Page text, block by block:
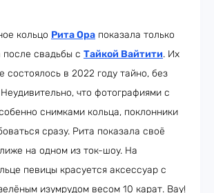
кольцо Рита Ора показала только
после свадьбы с Тайкой Вайтити. Их
состоялось в 2022 году тайно, без
что фотографиями с
снимками кольца, поклонники
сразу. Рита показала своё
на одном из ток-шоу. На
певицы красуется аксессуар с
изумрудом весом 10 карат. Вау!